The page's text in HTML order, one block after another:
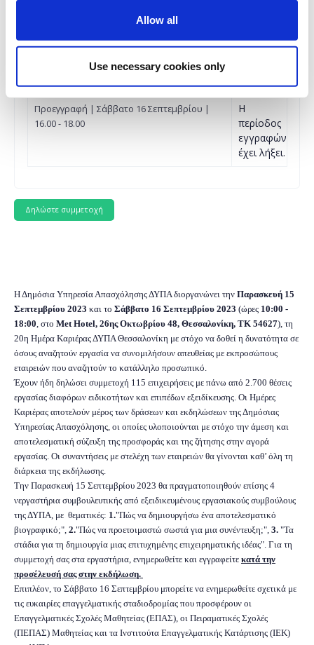
Allow all
Use necessary cookies only
14.00 - 16.00
περίοδος
Προεγγραφή | Σάββατο 16 Σεπτεμβρίου |
16.00 - 18.00
Η
περίοδος
εγγραφών
έχει λήξει.
Η Δημόσια Υπηρεσία Απασχόλησης ΔΥΠΑ διοργανώνει την Παρασκευή 15
Σεπτεμβρίου 2023 και το Σάββατο 16 Σεπτεμβρίου 2023 (ώρες 10:00 -
18:00 , στο Met Hotel, 26ης Οκτωβρίου 48, Θεσσαλονίκη, TK 54627), τη
20η Ημέρα Καριέρας ΔΥΠΑ Θεσσαλονίκη με στόχο να δοθεί η δυνατότητα σε
όσους αναζητούν εργασία να συνομιλήσουν απευθείας με εκπροσώπους
εταιρειών που αναζητούν το κατάλληλο προσωπικό.
Έχουν ήδη δηλώσει συμμετοχή 115 επιχειρήσεις με πάνω από 2.700 θέσεις
εργασίας διαφόρων ειδικοτήτων και επιπέδων εξειδίκευσης. Οι Ημέρες
Καριέρας αποτελούν μέρος των δράσεων και εκδηλώσεων της Δημόσιας
Υπηρεσίας Απασχόλησης, οι οποίες υλοποιούνται με στόχο την άμεση και
αποτελεσματική σύζευξη της προσφοράς και της ζήτησης στην αγορά
εργασίας. Οι συναντήσεις με στελέχη των εταιρειών θα γίνονται καθ’ όλη τη
διάρκεια της εκδήλωσης.
Την Παρασκευή 15 Σεπτεμβρίου 2023 θα πραγματοποιηθούν επίσης 4
νεργαστήρια συμβουλευτικής από εξειδικευμένους εργασιακούς συμβούλους
της ΔΥΠΑ, με θεματικές: 1."Πώς να δημιουργήσω ένα αποτελεσματικό
βιογραφικό;", 2."Πώς να προετοιμαστώ σωστά για μια συνέντευξη;", 3. "Τα
στάδια για τη δημιουργία μιας επιτυχημένης επιχειρηματικής ιδέας". Για τη
συμμετοχή σας στα εργαστήρια, ενημερωθείτε και εγγραφείτε κατά την
προσέλευσή σας στην εκδήλωση.
Επιπλέον, το Σάββατο 16 Σεπτεμβρίου μπορείτε να ενημερωθείτε σχετικά με
τις ευκαιρίες επαγγελματικής σταδιοδρομίας που προσφέρουν οι
Επαγγελματικές Σχολές Μαθητείας (ΕΠΑΣ), οι Πειραματικές Σχολές
(ΠΕΠΑΣ) Μαθητείας και τα Ινστιτούτα Επαγγελματικής Κατάρτισης (ΙΕΚ)